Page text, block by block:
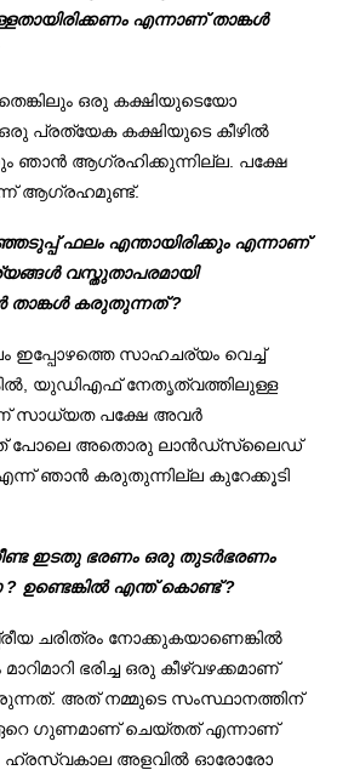
എന്നാണ് താങ്കൾ
ഒരു കക്ഷിയുടെയോ
പ്രത്യേക കക്ഷിയുടെ കീഴിൽ
ഞാൻ ആഗ്രഹിക്കുന്നില്ല. പക്ഷേ
ആഗ്രഹമുണ്ട്.
ഫലം എന്തായിരിക്കും എന്നാണ്
വസ്തുതാപരമായി
താങ്കൾ കരുതുന്നത് ?
ഇപ്പോഴത്തെ സാഹചര്യം വെച്ച്
യുഡിഎഫ് നേതൃത്വത്തിലുള്ള
സാധ്യത പക്ഷേ അവർ
പോലെ അതൊരു ലാൻഡ്‌സ്ലൈഡ്
എന്ന് ഞാൻ കരുതുന്നില്ല കുറേക്കൂടി
ഇടതു ഭരണം ഒരു തുടർഭരണം
ഉണ്ടെങ്കിൽ എന്ത് കൊണ്ട് ?
ചരിത്രം നോക്കുകയാണെങ്കിൽ
ഭരിച്ച ഒരു കീഴ്വഴക്കമാണ്
അത് നമ്മുടെ സംസ്ഥാനത്തിന്
ഗുണമാണ് ചെയ്തത് എന്നാണ്
അളവിൽ ഓരോരോ